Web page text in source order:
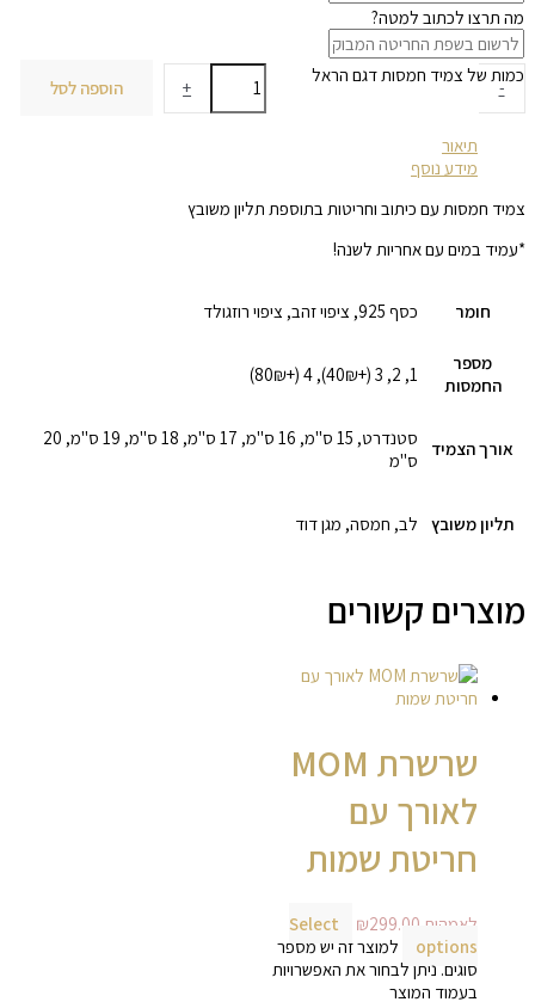
מה תרצו לכתוב למטה?
-
כמות של צמיד חמסות דגם הראל
+ הוספה לסל
תיאור
מידע נוסף
צמיד חמסות עם כיתוב וחריטות בתוספת תליון משובץ
*עמיד במים עם אחריות לשנה!
חומר כסף 925, ציפוי זהב, ציפוי רוזגולד
מספר
החמסות
1, 2, 3 (+40₪), 4 (+80₪)
אורך הצמיד
סטנדרט, 15 ס"מ, 16 ס"מ, 17 ס"מ, 18 ס"מ, 19 ס"מ, 20
ס"מ
תליון משובץ לב, חמסה, מגן דוד
מוצרים קשורים
שרשרת MOM
לאורך עם
חריטת שמות
לאמהות ₪299.00
Select
options
למוצר זה יש מספר
סוגים. ניתן לבחור את האפשרויות
בעמוד המוצר